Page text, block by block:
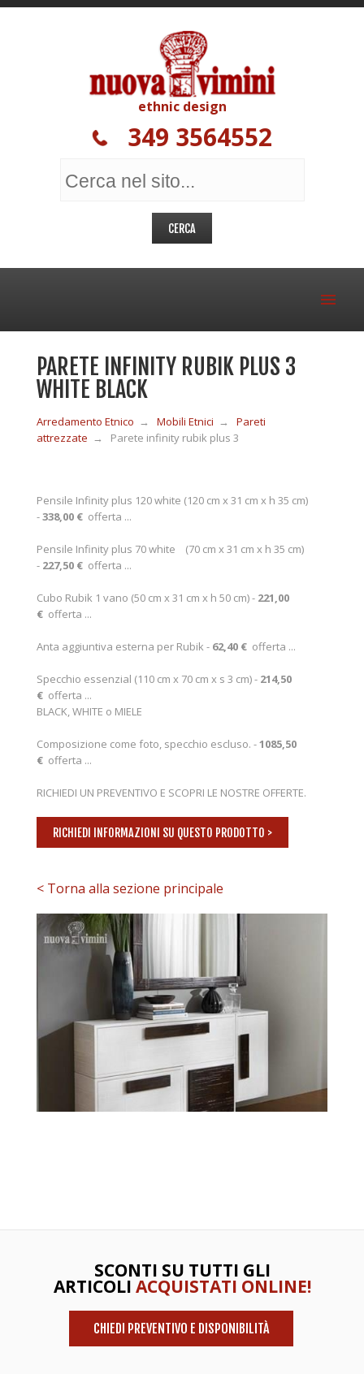
ethnic design
349 3564552
MOBILI IN RATTAN
MOBILI IN GIUNCO
CONTATTI
PARETE INFINITY RUBIK PLUS 3
WHITE BLACK
Arredamento Etnico → Mobili Etnici →
Pareti
attrezzate → Parete infinity rubik plus 3
Pensile Infinity plus 120 white (120 cm x 31 cm x h 35 cm)
-338,00 € offerta ...
Pensile Infinity plus 70 white (70 cm x 31 cm x h 35 cm)
- 227,50 € offerta ...
Cubo Rubik 1 vano (50 cm x 31 cm x h 50 cm) - 221,00
€ offerta ...
Anta aggiuntiva esterna per Rubik - 62,40 € offerta ...
Specchio essenzial (110 cm x 70 cm x s 3 cm) - 214,50
€ offerta ...
BLACK, WHITE o MIELE
Composizione come foto, specchio escluso. -1085,50
€ offerta ...
RICHIEDI UN PREVENTIVO E SCOPRI LE NOSTRE OFFERTE.
RICHIEDI INFORMAZIONI SU QUESTO PRODOTTO >
< Torna alla sezione principale
SCONTI SU TUTTI GLI
ARTICOLI ACQUISTATI ONLINE!
CHIEDI PREVENTIVO E DISPONIBILITÀ